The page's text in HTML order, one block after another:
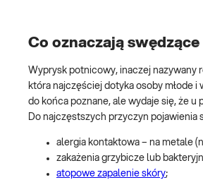
Co oznaczają
Wyprysk potnicowy, inaczej nazywany
która najczęściej dotyka osoby młode
do końca poznane, ale wydaje się, że
Do najczęstszych przyczyn pojawienia
alergia kontaktowa – na metale
zakażenia grzybicze lub
atopowe zapalenie skóry;